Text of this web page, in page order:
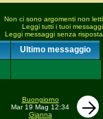
Non ci sono argomenti non letti
Leggi tutti i tuoi messaggi
Leggi messaggi senza risposta
Ultimo messaggio
Buongiorno
Mar 19 Mag 12:34
Gianna